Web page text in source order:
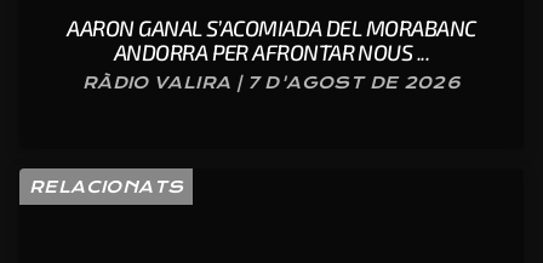
AARON GANAL S’ACOMIADA DEL MORABANC
ANDORRA PER AFRONTAR NOUS ...
RÀDIO VALIRA | 7 D'AGOST DE 2026
RELACIONATS